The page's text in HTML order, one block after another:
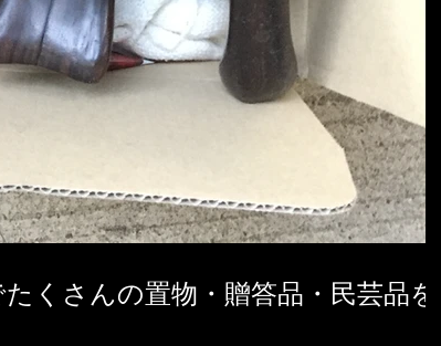
くさんの置物・贈答品・民芸品を